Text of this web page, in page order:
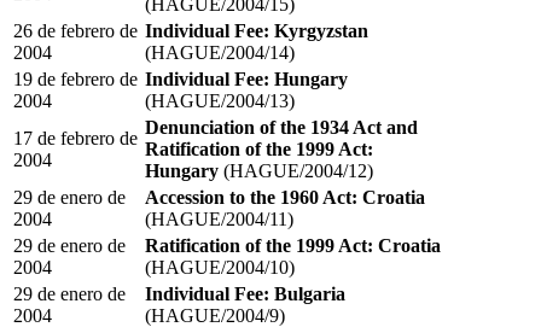
26 de febrero de
2004
Individual Fee: Kyrgyzstan
(HAGUE/2004/14)
19 de febrero de
2004
Individual Fee: Hungary
(HAGUE/2004/13)
17 de febrero de
2004
Denunciation of the 1934 Act and
Ratification of the 1999 Act:
Hungary (HAGUE/2004/12)
29 de enero de
2004
Accession to the 1960 Act: Croatia
(HAGUE/2004/11)
29 de enero de
2004
Ratification of the 1999 Act: Croatia
(HAGUE/2004/10)
29 de enero de
2004
Individual Fee: Bulgaria
(HAGUE/2004/9)